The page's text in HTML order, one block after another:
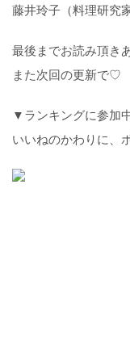
藤井玲子（料理研究
最後までお読み頂き
また次回の更新で♡
▼ランキングに参加
いいねのかわりに、